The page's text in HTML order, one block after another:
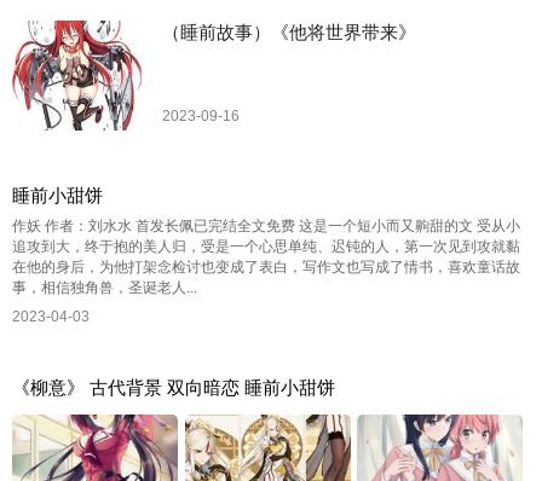
（睡前故事）《他将世界带来》
2023-09-16
睡前小甜饼
作妖 作者：刘水水 首发长佩已完结全文免费 这是一个短小而又齁甜的文 受从小
追攻到大，终于抱的美人归，受是一个心思单纯、迟钝的人，第一次见到攻就黏
在他的身后，为他打架念检讨也变成了表白，写作文也写成了情书，喜欢童话故
事，相信独角兽，圣诞老人...
2023-04-03
《柳意》 古代背景 双向暗恋 睡前小甜饼